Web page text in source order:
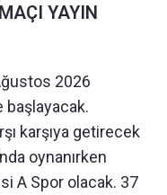
YAYIN
2026
başlayacak.
karşıya getirecek
oynanırken
A Spor olacak. 37